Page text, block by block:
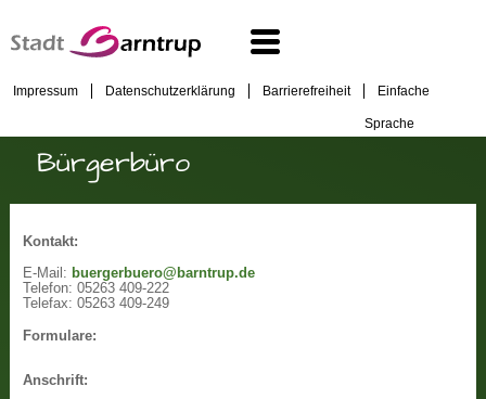
Impressum Datenschutzerklärung Barrierefreiheit Einfache
Sprache
Bürgerbüro
Kontakt:
E-Mail: buergerbuero@barntrup.de
Telefon: 05263 409-222
Telefax: 05263 409-249
Formulare:
Anschrift: